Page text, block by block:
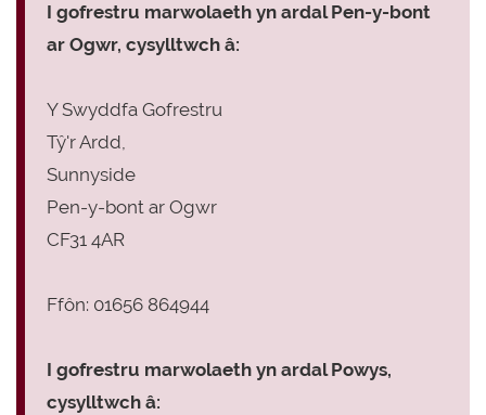
I gofrestru marwolaeth yn ardal Pen-y-bont
ar Ogwr, cysylltwch â:
Y Swyddfa Gofrestru
Tŷ'r Ardd,
Sunnyside
Pen-y-bont ar Ogwr
CF31 4AR
Ffôn: 01656 864944
I gofrestru marwolaeth yn ardal Powys,
cysylltwch â: